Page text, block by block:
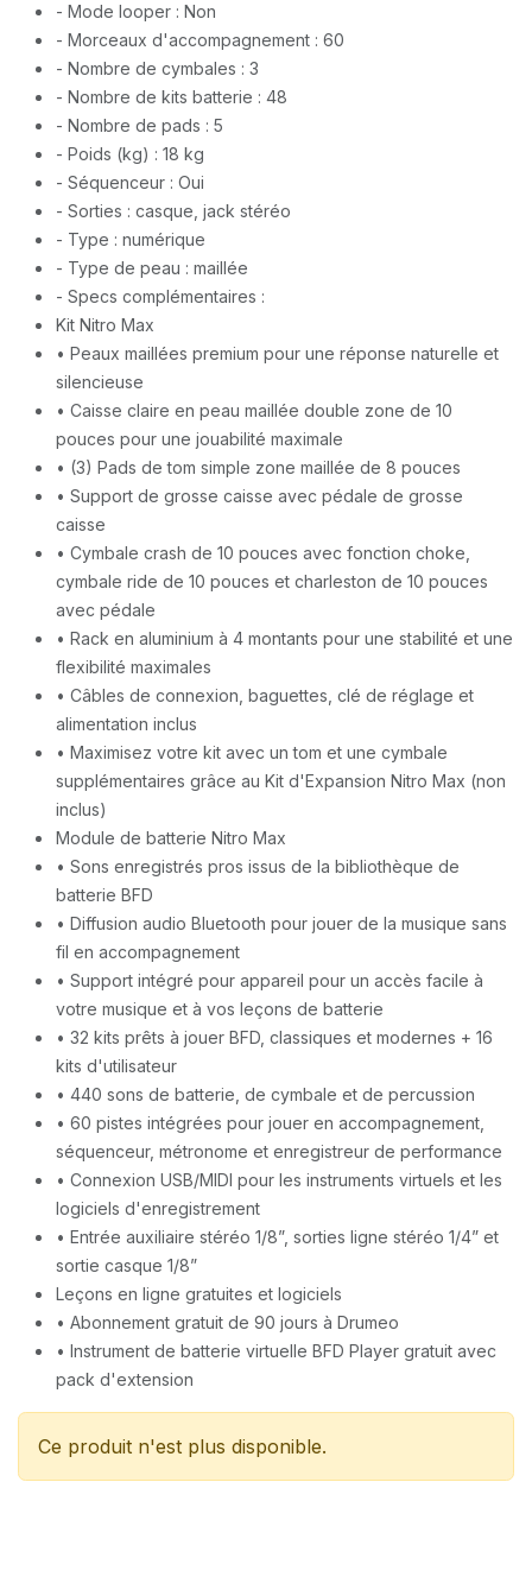
- Mode looper : Non
- Morceaux d'accompagnement : 60
- Nombre de cymbales : 3
- Nombre de kits batterie : 48
- Nombre de pads : 5
- Poids (kg) : 18 kg
- Séquenceur : Oui
- Sorties : casque, jack stéréo
- Type : numérique
- Type de peau : maillée
- Specs complémentaires :
Kit Nitro Max
• Peaux maillées premium pour une réponse naturelle et
silencieuse
• Caisse claire en peau maillée double zone de 10
pouces pour une jouabilité maximale
• (3) Pads de tom simple zone maillée de 8 pouces
• Support de grosse caisse avec pédale de grosse
caisse
• Cymbale crash de 10 pouces avec fonction choke,
cymbale ride de 10 pouces et charleston de 10 pouces
avec pédale
• Rack en aluminium à 4 montants pour une stabilité et une
flexibilité maximales
• Câbles de connexion, baguettes, clé de réglage et
alimentation inclus
• Maximisez votre kit avec un tom et une cymbale
supplémentaires grâce au Kit d'Expansion Nitro Max (non
inclus)
Module de batterie Nitro Max
• Sons enregistrés pros issus de la bibliothèque de
batterie BFD
• Diffusion audio Bluetooth pour jouer de la musique sans
fil en accompagnement
• Support intégré pour appareil pour un accès facile à
votre musique et à vos leçons de batterie
• 32 kits prêts à jouer BFD, classiques et modernes + 16
kits d'utilisateur
• 440 sons de batterie, de cymbale et de percussion
• 60 pistes intégrées pour jouer en accompagnement,
séquenceur, métronome et enregistreur de performance
• Connexion USB/MIDI pour les instruments virtuels et les
logiciels d'enregistrement
• Entrée auxiliaire stéréo 1/8”, sorties ligne stéréo 1/4” et
sortie casque 1/8”
Leçons en ligne gratuites et logiciels
• Abonnement gratuit de 90 jours à Drumeo
• Instrument de batterie virtuelle BFD Player gratuit avec
pack d'extension
Ce produit n'est plus disponible.